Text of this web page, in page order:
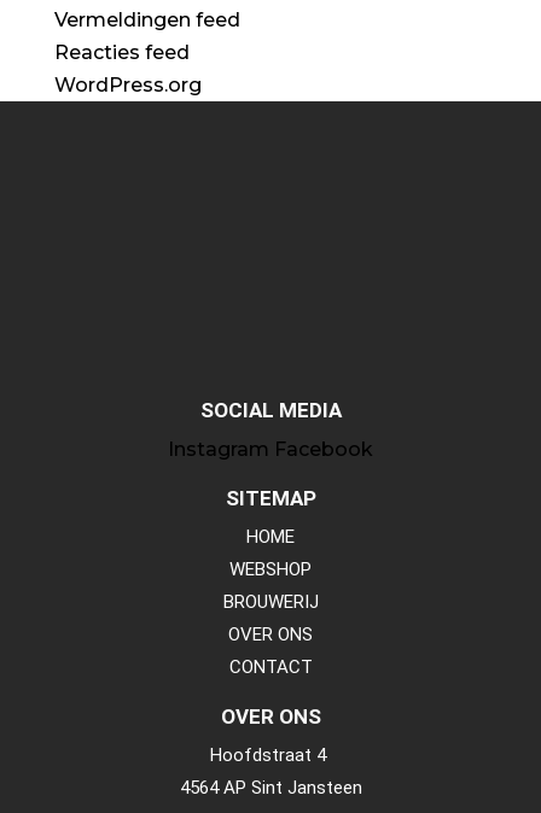
Vermeldingen feed
Reacties feed
WordPress.org
SOCIAL MEDIA
Instagram Facebook
SITEMAP
HOME
WEBSHOP
BROUWERIJ
OVER ONS
CONTACT
OVER ONS
Hoofdstraat 4
4564 AP Sint Jansteen